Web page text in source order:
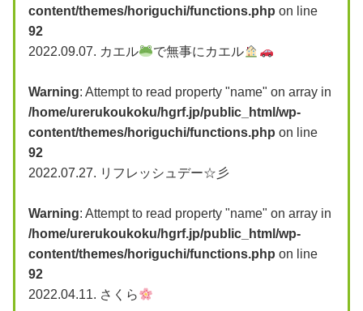
content/themes/horiguchi/functions.php on line
92
2022.09.07. カエル で無事にカエル
Warning: Attempt to read property "name" on array in
/home/urerukoukoku/hgrf.jp/public_html/wp-
content/themes/horiguchi/functions.php on line
92
2022.07.27. リフレッシュデー☆彡
Warning: Attempt to read property "name" on array in
/home/urerukoukoku/hgrf.jp/public_html/wp-
content/themes/horiguchi/functions.php on line
92
2022.04.11. さくら